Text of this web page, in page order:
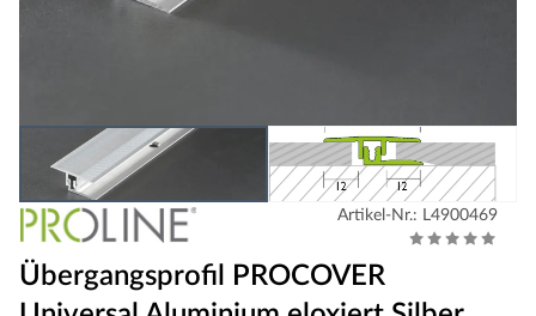
Artikel-Nr.: L4900469
Übergangsprofil PROCOVER